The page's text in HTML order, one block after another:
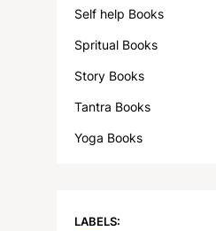
Self help Books
Spritual Books
Story Books
Tantra Books
Yoga Books
LABELS: